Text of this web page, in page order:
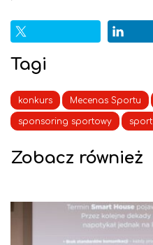
Tagi
konkurs Mecenas Sportu
sponsoring sportowy sport
Zobacz również